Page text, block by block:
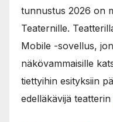
tunnustus 2026 on
Teaternille.
Mobile -sovellus,
näkövammaisille
tiettyihin esityksiin
edelläkävijä teatterin